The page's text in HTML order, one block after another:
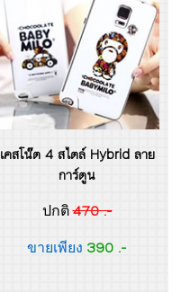
เคสโน๊ต 4 สไตล์ Hybrid ลาย
การ์ตูน
ปกติ470 .-
ขายเพียง 390 .-